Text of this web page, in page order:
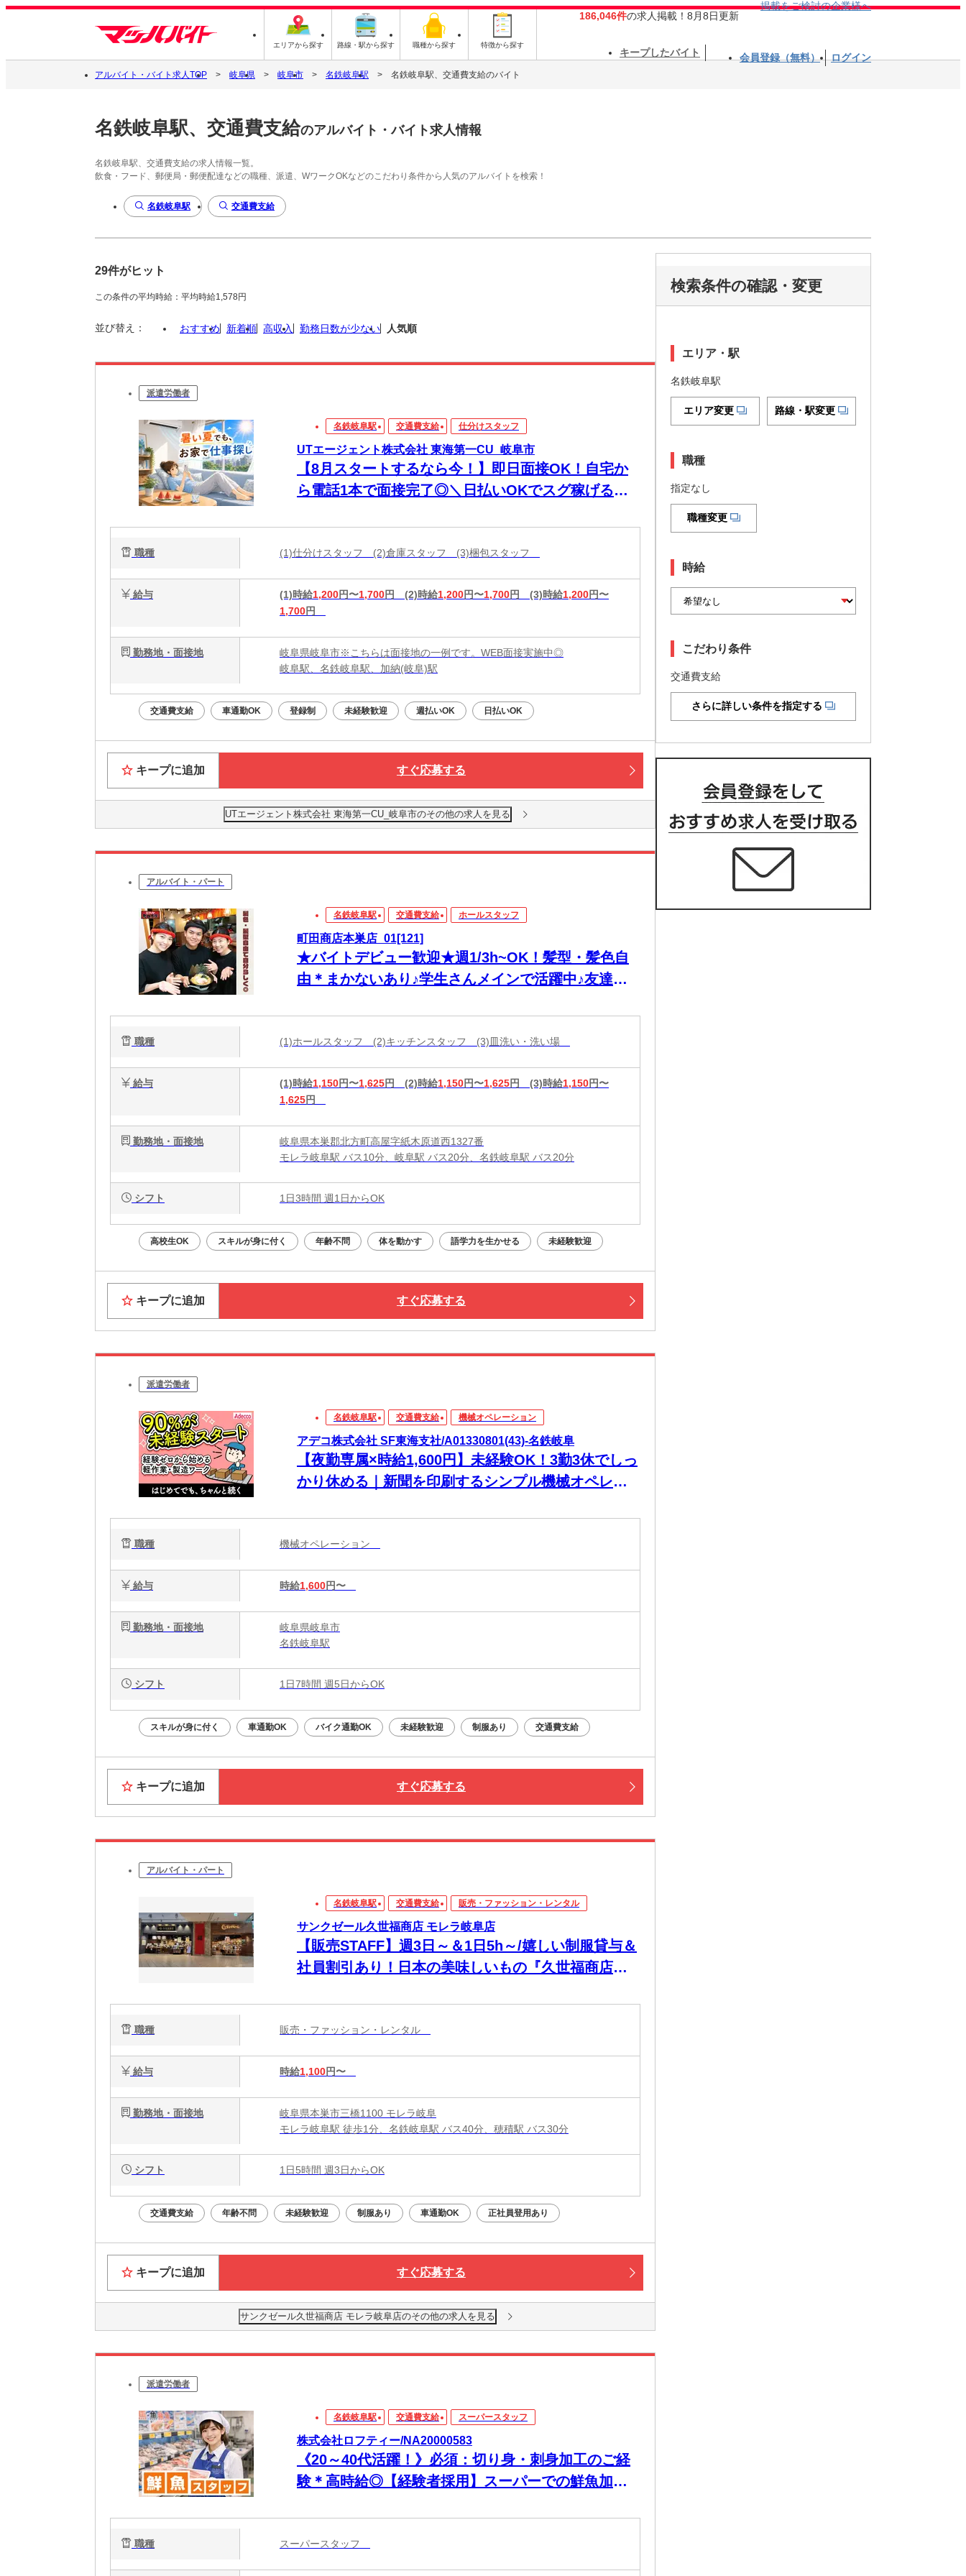
エリアから探す 路線・駅から探す 職種から探す 特徴から探す
186,046件の求人掲載！8月8日更新
掲載をご検討の企業様へ
キープしたバイト 会員登録（無料） ログイン
アルバイト・バイト求人TOP 岐阜県 岐阜市 名鉄岐阜駅 名鉄岐阜駅、交通費支給のバイト
名鉄岐阜駅、交通費支給のアルバイト・バイト求人情報
名鉄岐阜駅、交通費支給の求人情報一覧。
飲食・フード、郵便局・郵便配達などの職種、派遣、WワークOKなどのこだわり条件から人気のアルバイトを検索！
名鉄岐阜駅 交通費支給
29件がヒット
この条件の平均時給：平均時給1,578円
並び替え： おすすめ 新着順 高収入 勤務日数が少ない 人気順
派遣労働者
名鉄岐阜駅 交通費支給 仕分けスタッフ
UTエージェント株式会社 東海第一CU_岐阜市
【8月スタートするなら今！】即日面接OK！自宅か
ら電話1本で面接完了◎＼日払いOKでスグ稼げる／
職種 (1)仕分けスタッフ (2)倉庫スタッフ (3)梱包スタッフ
給与 (1)時給1,200円〜1,700円 (2)時給1,200円〜1,700円 (3)時給1,200円〜
1,700円
勤務地・面接地
岐阜県岐阜市※こちらは面接地の一例です。WEB面接実施中◎
岐阜駅、名鉄岐阜駅、加納(岐阜)駅
交通費支給 車通勤OK 登録制 未経験歓迎 週払いOK 日払いOK
キープに追加 すぐ応募する
UTエージェント株式会社 東海第一CU_岐阜市のその他の求人を見る
アルバイト・パート
名鉄岐阜駅 交通費支給 ホールスタッフ
町田商店本巣店_01[121]
★バイトデビュー歓迎★週1/3h~OK！髪型・髪色自
由＊まかないあり♪学生さんメインで活躍中♪友達と
職種 (1)ホールスタッフ (2)キッチンスタッフ (3)皿洗い・洗い場
給与 (1)時給1,150円〜1,625円 (2)時給1,150円〜1,625円 (3)時給1,150円〜
1,625円
勤務地・面接地
岐阜県本巣郡北方町高屋字紙木原道西1327番
モレラ岐阜駅 バス10分、岐阜駅 バス20分、名鉄岐阜駅 バス20分
シフト 1日3時間 週1日からOK
高校生OK スキルが身に付く 年齢不問 体を動かす 語学力を生かせる 未経験歓迎
キープに追加 すぐ応募する
派遣労働者
名鉄岐阜駅 交通費支給 機械オペレーション
アデコ株式会社 SF東海支社/A01330801(43)-名鉄岐阜
【夜勤専属×時給1,600円】未経験OK！3勤3休でしっ
かり休める｜新聞を印刷するシンプル機械オペレー
職種 機械オペレーション
給与 時給1,600円〜
勤務地・面接地
岐阜県岐阜市
名鉄岐阜駅
シフト 1日7時間 週5日からOK
スキルが身に付く 車通勤OK バイク通勤OK 未経験歓迎 制服あり 交通費支給
キープに追加 すぐ応募する
アルバイト・パート
名鉄岐阜駅 交通費支給 販売・ファッション・レンタル
サンクゼール久世福商店 モレラ岐阜店
【販売STAFF】週3日～＆1日5h～/嬉しい制服貸与＆
社員割引あり！日本の美味しいもの『久世福商店』
職種 販売・ファッション・レンタル
給与 時給1,100円〜
勤務地・面接地
岐阜県本巣市三橋1100 モレラ岐阜
モレラ岐阜駅 徒歩1分、名鉄岐阜駅 バス40分、穂積駅 バス30分
シフト 1日5時間 週3日からOK
交通費支給 年齢不問 未経験歓迎 制服あり 車通勤OK 正社員登用あり
キープに追加 すぐ応募する
サンクゼール久世福商店 モレラ岐阜店のその他の求人を見る
派遣労働者
名鉄岐阜駅 交通費支給 スーパースタッフ
株式会社ロフティー/NA20000583
《20～40代活躍！》必須：切り身・刺身加工のご経
験＊高時給◎【経験者採用】スーパーでの鮮魚加工
職種 スーパースタッフ
検索条件の確認・変更
エリア・駅
名鉄岐阜駅
エリア変更 路線・駅変更
職種
指定なし
職種変更
時給
こだわり条件
交通費支給
さらに詳しい条件を指定する